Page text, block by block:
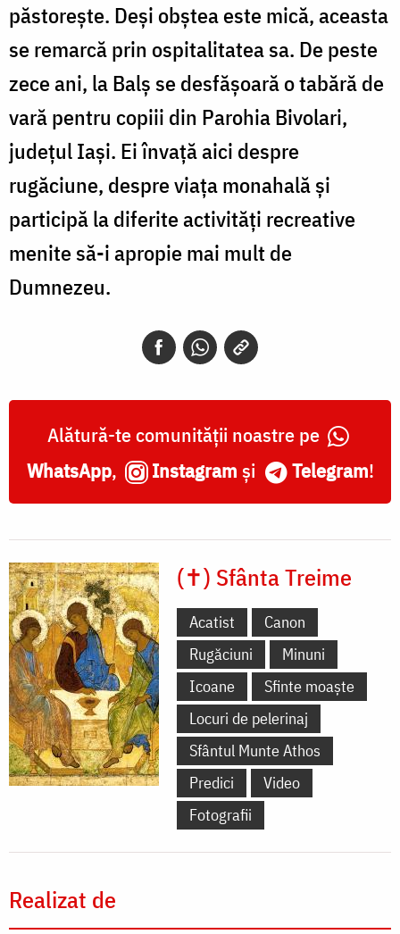
păstorește. Deși obștea este mică, aceasta
se remarcă prin ospitalitatea sa. De peste
zece ani, la Balș se desfășoară o tabără de
vară pentru copiii din Parohia Bivolari,
județul Iași. Ei învață aici despre
rugăciune, despre viața monahală și
participă la diferite activități recreative
menite să-i apropie mai mult de
Dumnezeu.
Alătură-te comunității noastre pe
WhatsApp, Instagram și Telegram!
(✝) Sfânta Treime
Acatist
Canon
Rugăciuni
Minuni
Icoane
Sfinte moaște
Locuri de pelerinaj
Sfântul Munte Athos
Predici
Video
Fotografii
Realizat de